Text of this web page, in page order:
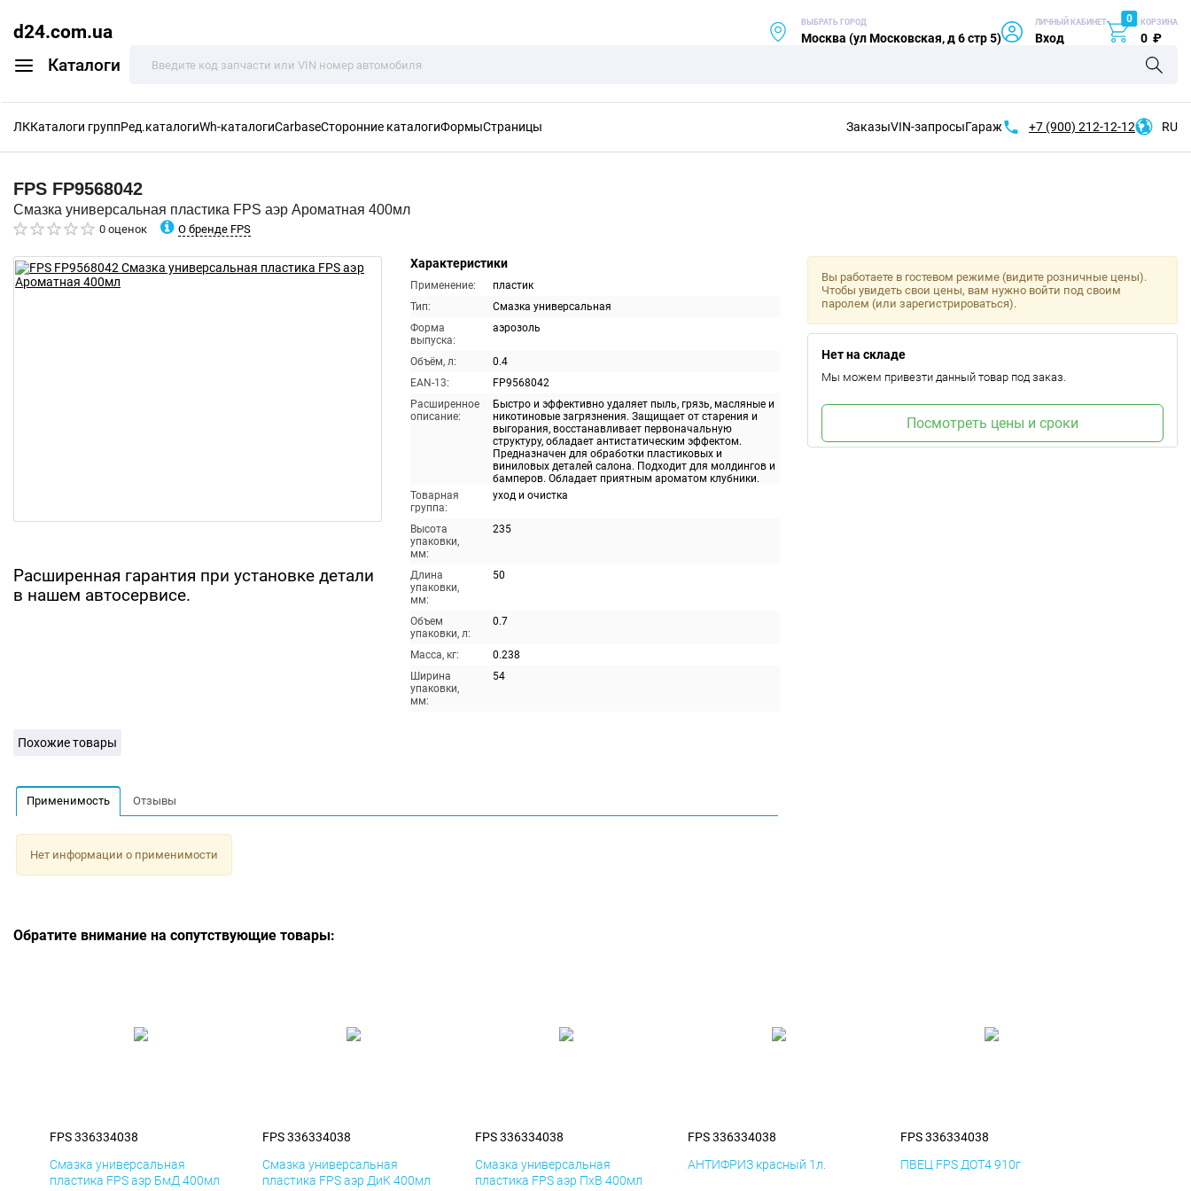
d24.com.ua
Каталоги
ВЫБРАТЬ ГОРОД
Москва (ул Московская, д 6 стр 5)
ЛИЧНЫЙ КАБИНЕТ
Вход
0 КОРЗИНА
0 ₽
ЛККаталоги группРед.каталогиWh-каталогиCarbaseСторонние каталогиФормыСтраницы ЗаказыVIN-запросыГараж +7 (900) 212-12-12 RU
FPS FP9568042
Смазка универсальная пластика FPS аэр Ароматная 400мл
0 оценок О бренде FPS
Расширенная гарантия при установке детали
в нашем автосервисе.
Характеристики
Применение:
пластик
Тип:
Смазка универсальная
Форма
выпуска:
аэрозоль
Объём, л:
0.4
EAN-13:
FP9568042
Расширенное
описание:
Быстро и эффективно удаляет пыль, грязь, масляные и
никотиновые загрязнения. Защищает от старения и
выгорания, восстанавливает первоначальную
структуру, обладает антистатическим эффектом.
Предназначен для обработки пластиковых и
виниловых деталей салона. Подходит для молдингов и
бамперов. Обладает приятным ароматом клубники.
Товарная
группа:
уход и очистка
Высота
упаковки,
мм:
235
Длина
упаковки,
мм:
50
Объем
упаковки, л:
0.7
Масса, кг:
0.238
Ширина
упаковки,
мм:
54
Вы работаете в гостевом режиме (видите розничные цены).
Чтобы увидеть свои цены, вам нужно войти под своим
паролем (или зарегистрироваться).
Нет на складе
Мы можем привезти данный товар под заказ.
Посмотреть цены и сроки
Похожие товары
Применимость Отзывы
Нет информации о применимости
Обратите внимание на сопутствующие товары:
FPS 336334038
Смазка универсальная
пластика FPS аэр БмД 400мл
FPS 336334038
Смазка универсальная
пластика FPS аэр ДиК 400мл
FPS 336334038
Смазка универсальная
пластика FPS аэр ПхВ 400мл
FPS 336334038
АНТИФРИЗ красный 1л.
FPS 336334038
ПВЕЦ FPS ДОТ4 910г